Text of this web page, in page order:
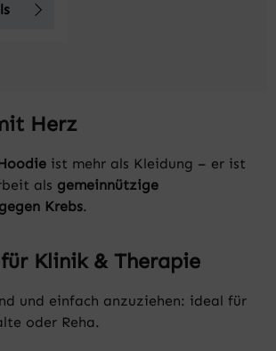
Herz
ist mehr als Kleidung – er ist
als gemeinnützige
Krebs.
Klinik & Therapie
und einfach anzuziehen: ideal für
oder Reha.